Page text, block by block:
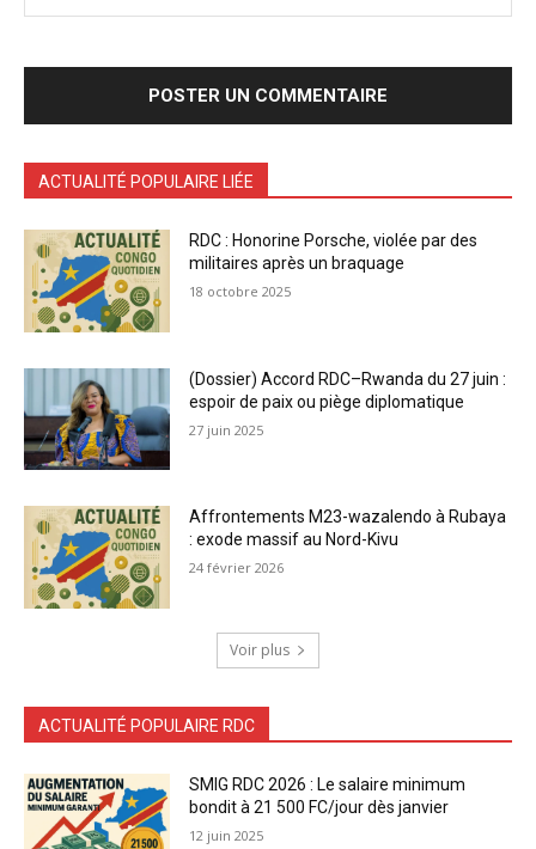
ACTUALITÉ POPULAIRE LIÉE
RDC : Honorine Porsche, violée par des
militaires après un braquage
18 octobre 2025
(Dossier) Accord RDC–Rwanda du 27 juin :
espoir de paix ou piège diplomatique
27 juin 2025
Affrontements M23-wazalendo à Rubaya
: exode massif au Nord-Kivu
24 février 2026
Voir plus
ACTUALITÉ POPULAIRE RDC
SMIG RDC 2026 : Le salaire minimum
bondit à 21 500 FC/jour dès janvier
12 juin 2025